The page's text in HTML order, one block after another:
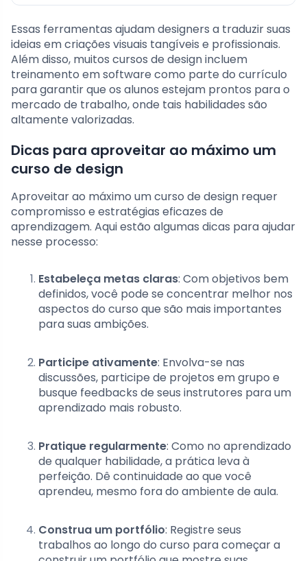
Essas ferramentas ajudam designers a traduzir suas
ideias em criações visuais tangíveis e profissionais.
Além disso, muitos cursos de design incluem
treinamento em software como parte do currículo
para garantir que os alunos estejam prontos para o
mercado de trabalho, onde tais habilidades são
altamente valorizadas.
Dicas para aproveitar ao máximo um
curso de design
Aproveitar ao máximo um curso de design requer
compromisso e estratégias eficazes de
aprendizagem. Aqui estão algumas dicas para ajudar
nesse processo:
Estabeleça metas claras: Com objetivos bem
definidos, você pode se concentrar melhor nos
aspectos do curso que são mais importantes
para suas ambições.
Participe ativamente: Envolva-se nas
discussões, participe de projetos em grupo e
busque feedbacks de seus instrutores para um
aprendizado mais robusto.
Pratique regularmente: Como no aprendizado
de qualquer habilidade, a prática leva à
perfeição. Dê continuidade ao que você
aprendeu, mesmo fora do ambiente de aula.
Construa um portfólio: Registre seus
trabalhos ao longo do curso para começar a